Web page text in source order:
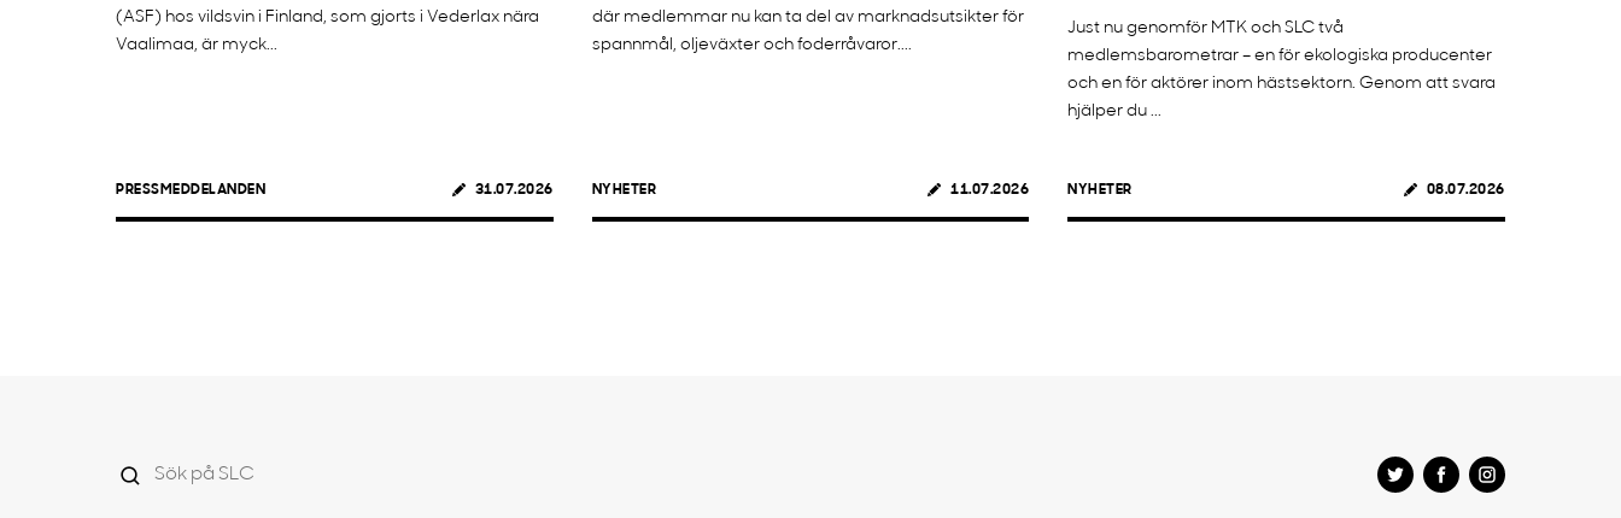
(ASF) hos vildsvin i Finland, som gjorts i Vederlax nära
Vaalimaa, är myck...
PRESSMEDDELANDEN 31.07.2026
där medlemmar nu kan ta del av marknadsutsikter för
spannmål, oljeväxter och foderråvaror....
NYHETER 11.07.2026
Just nu genomför MTK och SLC två
medlemsbarometrar – en för ekologiska producenter
och en för aktörer inom hästsektorn. Genom att svara
hjälper du ...
NYHETER 08.07.2026